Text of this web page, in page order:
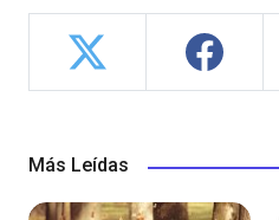
Más Leídas